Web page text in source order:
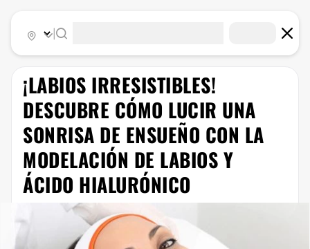
¡LABIOS IRRESISTIBLES!
DESCUBRE CÓMO LUCIR UNA
SONRISA DE ENSUEÑO CON LA
MODELACIÓN DE LABIOS Y
ÁCIDO HIALURÓNICO